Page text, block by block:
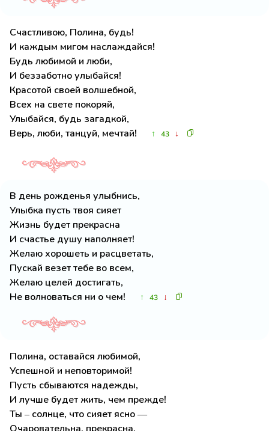
Счастливою, Полина, будь!
И каждым мигом наслаждайся!
Будь любимой и люби,
И беззаботно улыбайся!
Красотой своей волшебной,
Всех на свете покоряй,
Улыбайся, будь загадкой,
Верь, люби, танцуй, мечтай!
↑ 43 ↓
В день рожденья улыбнись,
Улыбка пусть твоя сияет
Жизнь будет прекрасна
И счастье душу наполняет!
Желаю хорошеть и расцветать,
Пускай везет тебе во всем,
Желаю целей достигать,
Не волноваться ни о чем!
↑ 43 ↓
Полина, оставайся любимой,
Успешной и неповторимой!
Пусть сбываются надежды,
И лучше будет жить, чем прежде!
Ты – солнце, что сияет ясно —